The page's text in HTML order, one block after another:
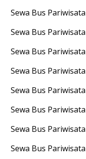
Sewa Bus Pariwisata
Sewa Bus Pariwisata
Sewa Bus Pariwisata
Sewa Bus Pariwisata
Sewa Bus Pariwisata
Sewa Bus Pariwisata
Sewa Bus Pariwisata
Sewa Bus Pariwisata